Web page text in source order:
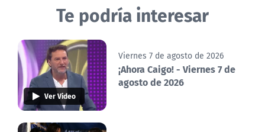
Te podría interesar
Ver Video
Viernes 7 de agosto de 2026
¡Ahora Caigo! - Viernes 7 de
agosto de 2026